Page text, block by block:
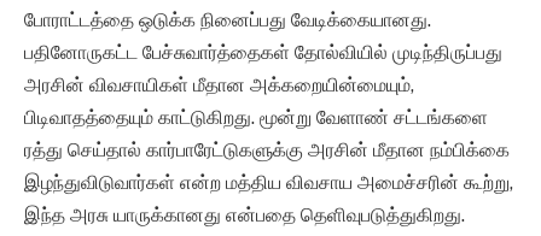
போராட்டத்தை ஒடுக்க நினைப்பது வேடிக்கையானது.
பதினோருகட்ட பேச்சுவார்த்தைகள் தோல்வியில் முடிந்திருப்பது
அரசின் விவசாயிகள் மீதான அக்கறையின்மையும்,
பிடிவாதத்தையும் காட்டுகிறது. மூன்று வேளாண் சட்டங்களை
ரத்து செய்தால் கார்பாரேட்டுகளுக்கு அரசின் மீதான நம்பிக்கை
இழந்துவிடுவார்கள் என்ற மத்திய விவசாய அமைச்சரின் கூற்று,
இந்த அரசு யாருக்கானது என்பதை தெளிவுபடுத்துகிறது.